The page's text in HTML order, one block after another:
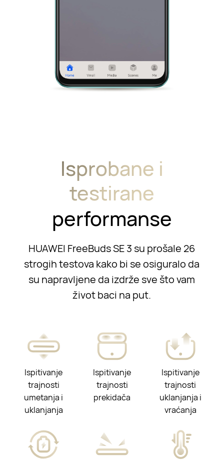
Isprobane i
testirane
performanse
HUAWEI FreeBuds SE 3 su prošale 26
strogih testova kako bi se osiguralo da
su napravljene da izdrže sve što vam
život baci na put.
Ispitivanje
trajnosti
umetanja i
uklanjanja
Ispitivanje
trajnosti
prekidača
Ispitivanje
trajnosti
uklanjanja i
vraćanja